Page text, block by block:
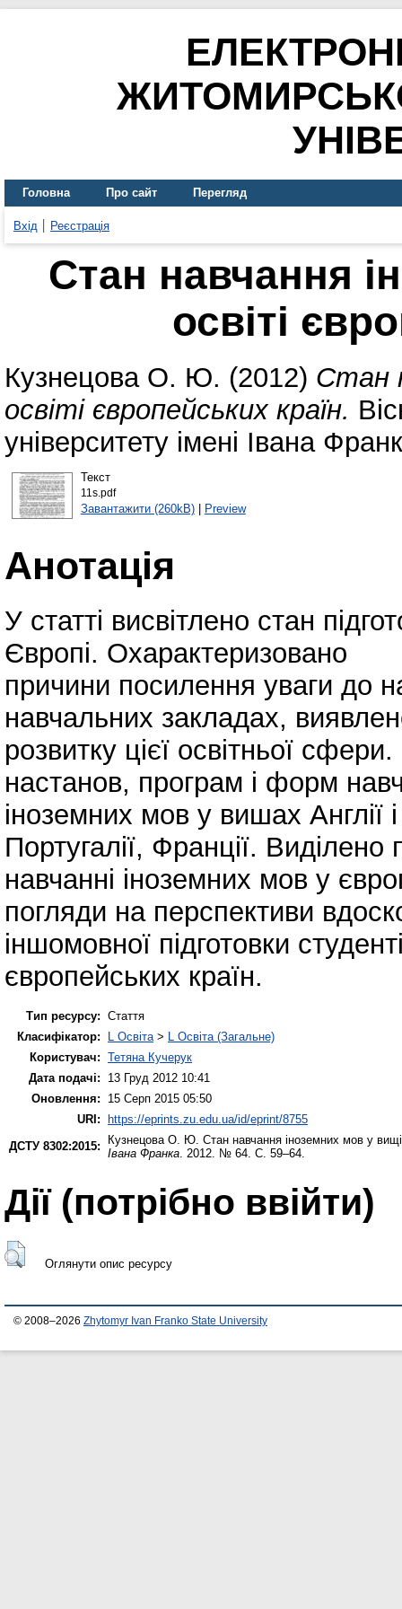
Головна Про сайт Перегляд
Вхід Реєстрація
Стан навчання
освіті
Кузнецова О. Ю. (2012) Стан
освіті європейських країн.
університету імені Івана
Текст
11s.pdf
Завантажити (260kB)| Preview
Анотація
У статті висвітлено стан
Європі. Охарактеризовано
причини посилення уваги до
навчальних закладах,
розвитку цієї освітньої
настанов, програм і форм
іноземних мов у вишах Англії
Португалії, Франції.
навчанні іноземних мов у
погляди на перспективи
іншомовної підготовки
європейських країн.
Тип ресурсу: Стаття
Класифікатор:
L Освіта > L Освіта (Загальне)
Користувач: Тетяна Кучерук
Дата подачі:
13 Груд 2012 10:41
Оновлення:
15 Серп 2015 05:50
URI: https://eprints.zu.edu.ua/id/eprint/8755
ДСТУ 8302:2015:
Кузнецова О. Ю. Стан навчання іноземних мов у
Івана Франка . 2012. № 64. С. 59–64.
Дії ​​(потрібно ввійти)
Оглянути опис ресурсу
© 2008–2026 Zhytomyr Ivan Franko State University